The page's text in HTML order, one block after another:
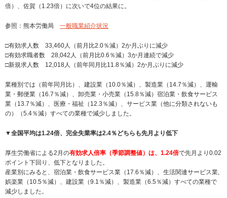
倍）、佐賀（1.23倍）に次いで4位の結果に。
参照：熊本労働局 一般職業紹介状況
□有効求人数 33,460人（前月比2.0％減）2か月ぶりに減少
□有効求職者数 28,042人（前月比0.6％減）3か月連続で減少
□新規求人数 12,018人（前年同月比11.8％減）2か月ぶりに減少
業種別では（前年同月比）、建設業（10.0％減）、製造業（14.7％減）、運輸
業・郵便業（16.7％減）、卸売業・小売業（15.8％減）宿泊業・飲食サービス
業（13.7％減）、医療・福祉（12.3％減）、サービス業（他に分類されないも
の）（5.4％減）すべての業種で減少しました。
▼全国平均は1.24倍、完全失業率は2.4％どちらも先月より低下
厚生労働省による2月の有効求人倍率（季節調整値）は、1.24倍で先月より0.02
ポイント下回り、低下となりました。
産業別にみると、宿泊業・飲食サービス業（17.6％減）、生活関連サービス業,
娯楽業（10.5％減）、建設業（9.1％減）、製造業（6.5％減）すべての業種で
減少しました。